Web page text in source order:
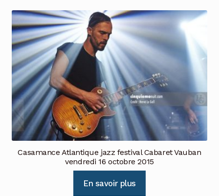
Casamance Atlantique jazz festival Cabaret Vauban
vendredi 16 octobre 2015
En savoir plus